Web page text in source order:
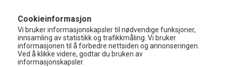
Cookieinformasjon
Vi bruker informasjonskapsler til nødvendige funksjoner,
innsamling av statistikk og trafikkmåling. Vi bruker
informasjonen til å forbedre nettsiden og annonseringen.
Ved å klikke videre, godtar du bruken av
informasjonskapsler.
Kundeservice
Tel.: +45 69 15 73 02
info@nardocar.no
Åpningstider - Telefon / E-mail